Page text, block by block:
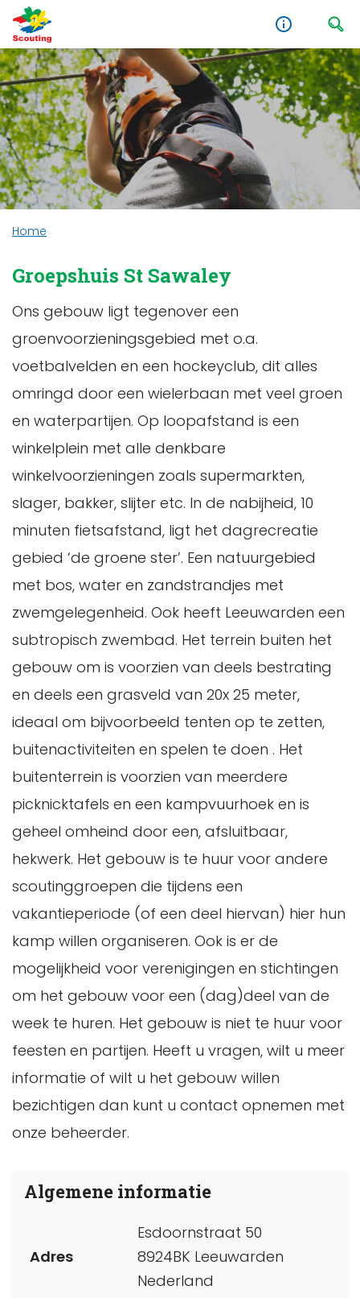
Home
Groepshuis St Sawaley
Ons gebouw ligt tegenover een
groenvoorzieningsgebied met o.a.
voetbalvelden en een hockeyclub, dit alles
omringd door een wielerbaan met veel groen
en waterpartijen. Op loopafstand is een
winkelplein met alle denkbare
winkelvoorzieningen zoals supermarkten,
slager, bakker, slijter etc. In de nabijheid, 10
minuten fietsafstand, ligt het dagrecreatie
gebied ‘de groene ster’. Een natuurgebied
met bos, water en zandstrandjes met
zwemgelegenheid. Ook heeft Leeuwarden een
subtropisch zwembad. Het terrein buiten het
gebouw om is voorzien van deels bestrating
en deels een grasveld van 20x 25 meter,
ideaal om bijvoorbeeld tenten op te zetten,
buitenactiviteiten en spelen te doen . Het
buitenterrein is voorzien van meerdere
picknicktafels en een kampvuurhoek en is
geheel omheind door een, afsluitbaar,
hekwerk. Het gebouw is te huur voor andere
scoutinggroepen die tijdens een
vakantieperiode (of een deel hiervan) hier hun
kamp willen organiseren. Ook is er de
mogelijkheid voor verenigingen en stichtingen
om het gebouw voor een (dag)deel van de
week te huren. Het gebouw is niet te huur voor
feesten en partijen. Heeft u vragen, wilt u meer
informatie of wilt u het gebouw willen
bezichtigen dan kunt u contact opnemen met
onze beheerder.
Algemene informatie
Adres
Esdoornstraat 50
8924BK Leeuwarden
Nederland